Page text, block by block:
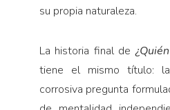
su propia naturaleza.
La historia final de
tiene el mismo título:
corrosiva pregunta